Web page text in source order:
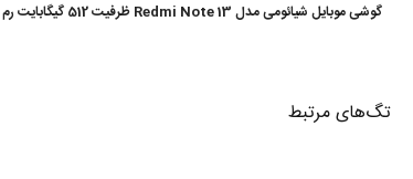
گوشی موبایل شیائومی مدل Redmi Note 13 ظرفیت 512 گیگابایت رم 8 گیگابایت
تگ‌های‌ مرتبط